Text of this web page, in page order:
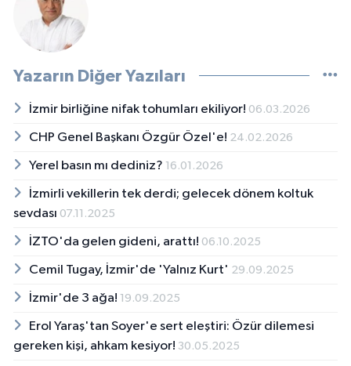
Yazarın Diğer Yazıları
İzmir birliğine nifak tohumları ekiliyor! 06.03.2026
CHP Genel Başkanı Özgür Özel'e! 24.02.2026
Yerel basın mı dediniz? 16.01.2026
İzmirli vekillerin tek derdi; gelecek dönem koltuk
sevdası 07.11.2025
İZTO'da gelen gideni, arattı! 06.10.2025
Cemil Tugay, İzmir'de 'Yalnız Kurt' 29.09.2025
İzmir'de 3 ağa! 19.09.2025
Erol Yaraş'tan Soyer'e sert eleştiri: Özür dilemesi
gereken kişi, ahkam kesiyor! 30.05.2025